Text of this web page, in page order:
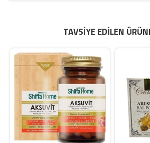
TAVSIYE EDILEN